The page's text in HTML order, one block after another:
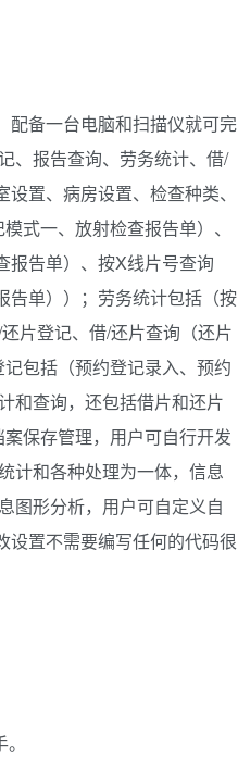
配备一台电脑和扫描仪就可完
、报告查询、劳务统计、借/
置、病房设置、检查种类、
式一、放射检查报告单）、
报告单）、按X线片号查询
告单））；劳务统计包括（按
片登记、借/还片查询（还片
包括（预约登记录入、预约
和查询，还包括借片和还片
保存管理，用户可自行开发
计和各种处理为一体，信息
图形分析，用户可自定义自
设置不需要编写任何的代码很